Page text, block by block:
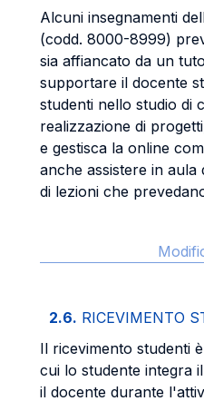
Alcuni insegnamenti
(codd. 8000-8999)
sia affiancato da un
supportare il docente
studenti nello studio di
realizzazione di
e gestisca la online
anche assistere in
di lezioni che
2.6. RICEVIMENTO
Il ricevimento studenti
cui lo studente integra
il docente durante